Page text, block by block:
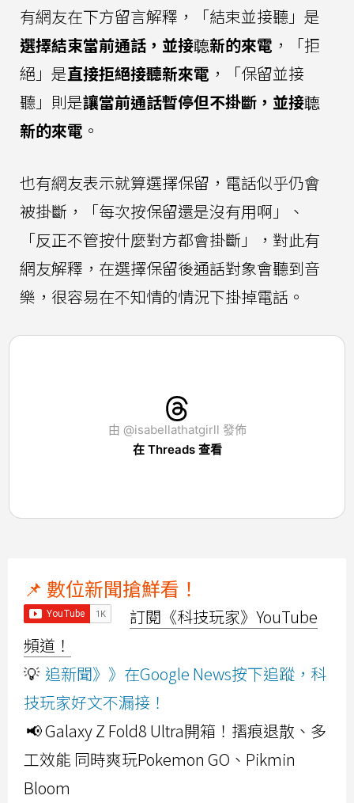
有網友在下方留言解釋，「結束並接聽」是
選擇結束當前通話，並接聼新的來電 ，「拒
絕」是直接拒絕接聽新來電 ，「保留並接
聽」則是讓當前通話暫停但不掛斷，並接聼
新的來電 。
也有網友表示就算選擇保留，電話似乎仍會
被掛斷，「每次按保留還是沒有用啊」、
「反正不管按什麼對方都會掛斷」，對此有
網友解釋，在選擇保留後通話對象會聽到音
樂，很容易在不知情的情況下掛掉電話。
由 @isabellathatgirll 發佈
在 Threads 查看
📌 數位新聞搶鮮看！
訂閱《科技玩家》YouTube
頻道！
💡 追新聞》》在Google News按下追蹤，科
技玩家好文不漏接！
📢 Galaxy Z Fold8 Ultra開箱！摺痕退散、多
工效能 同時爽玩Pokemon GO、Pikmin
Bloom